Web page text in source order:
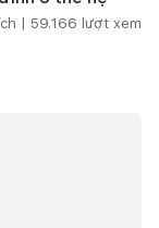
| 59.166 lượt xem